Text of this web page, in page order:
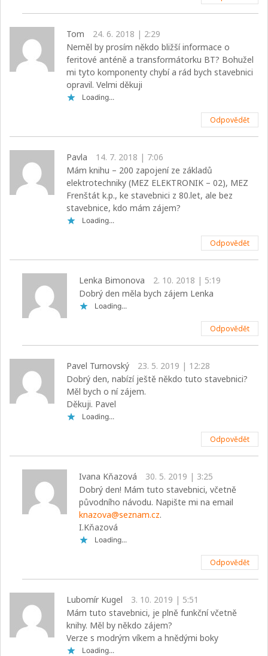
Tom
24. 6. 2018 | 2:29
Neměl by prosím někdo bližší informace o
feritové anténě a transformátorku BT? Bohužel
mi tyto komponenty chybí a rád bych stavebnici
opravil. Velmi děkuji
Loading...
Odpovědět
Pavla
14. 7. 2018 | 7:06
Mám knihu – 200 zapojení ze základů
elektrotechniky (MEZ ELEKTRONIK – 02), MEZ
Frenštát k.p., ke stavebnici z 80.let, ale bez
stavebnice, kdo mám zájem?
Loading...
Odpovědět
Lenka Bimonova
2. 10. 2018 | 5:19
Dobrý den měla bych zájem Lenka
Loading...
Odpovědět
Pavel Turnovský
23. 5. 2019 | 12:28
Dobrý den, nabízí ještě někdo tuto stavebnici?
Měl bych o ní zájem.
Děkuji. Pavel
Loading...
Odpovědět
Ivana Kňazová
30. 5. 2019 | 3:25
Dobrý den! Mám tuto stavebnici, včetně
původního návodu. Napište mi na email
knazova@seznam.cz.
I.Kňazová
Loading...
Odpovědět
Lubomír Kugel
3. 10. 2019 | 5:51
Mám tuto stavebnici, je plně funkční včetně
knihy. Měl by někdo zájem?
Verze s modrým víkem a hnědými boky
Loading...